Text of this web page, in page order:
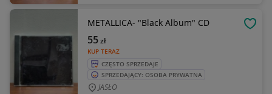
METALLICA- "Black Album" CD
KUP TERAZ
55zł
CZĘSTO SPRZEDAJE
SPRZEDAJĄCY: OSOBA PRYWATNA
JASŁO